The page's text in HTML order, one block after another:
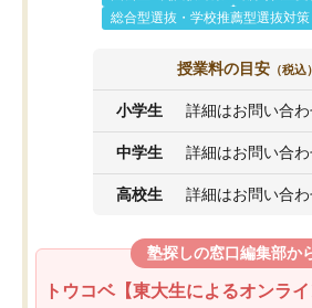
総合型選抜・学校推薦型選抜対策
授業料の目安 （税込）
小学生 詳細はお問い合
中学生 詳細はお問い合
高校生 詳細はお問い合
塾探しの窓口編集部か
トウコベ【東大生によるオンラ